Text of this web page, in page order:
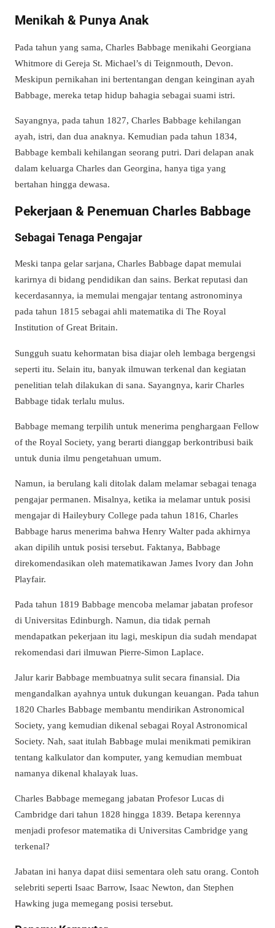
Menikah & Punya Anak
Pada tahun yang sama, Charles Babbage menikahi Georgiana
Whitmore di Gereja St. Michael’s di Teignmouth, Devon.
Meskipun pernikahan ini bertentangan dengan keinginan ayah
Babbage, mereka tetap hidup bahagia sebagai suami istri.
Sayangnya, pada tahun 1827, Charles Babbage kehilangan
ayah, istri, dan dua anaknya. Kemudian pada tahun 1834,
Babbage kembali kehilangan seorang putri. Dari delapan anak
dalam keluarga Charles dan Georgina, hanya tiga yang
bertahan hingga dewasa.
Pekerjaan & Penemuan Charles Babbage
Sebagai Tenaga Pengajar
Meski tanpa gelar sarjana, Charles Babbage dapat memulai
karirnya di bidang pendidikan dan sains. Berkat reputasi dan
kecerdasannya, ia memulai mengajar tentang astronominya
pada tahun 1815 sebagai ahli matematika di The Royal
Institution of Great Britain.
Sungguh suatu kehormatan bisa diajar oleh lembaga bergengsi
seperti itu. Selain itu, banyak ilmuwan terkenal dan kegiatan
penelitian telah dilakukan di sana. Sayangnya, karir Charles
Babbage tidak terlalu mulus.
Babbage memang terpilih untuk menerima penghargaan Fellow
of the Royal Society, yang berarti dianggap berkontribusi baik
untuk dunia ilmu pengetahuan umum.
Namun, ia berulang kali ditolak dalam melamar sebagai tenaga
pengajar permanen. Misalnya, ketika ia melamar untuk posisi
mengajar di Haileybury College pada tahun 1816, Charles
Babbage harus menerima bahwa Henry Walter pada akhirnya
akan dipilih untuk posisi tersebut. Faktanya, Babbage
direkomendasikan oleh matematikawan James Ivory dan John
Playfair.
Pada tahun 1819 Babbage mencoba melamar jabatan profesor
di Universitas Edinburgh. Namun, dia tidak pernah
mendapatkan pekerjaan itu lagi, meskipun dia sudah mendapat
rekomendasi dari ilmuwan Pierre-Simon Laplace.
Jalur karir Babbage membuatnya sulit secara finansial. Dia
mengandalkan ayahnya untuk dukungan keuangan. Pada tahun
1820 Charles Babbage membantu mendirikan Astronomical
Society, yang kemudian dikenal sebagai Royal Astronomical
Society. Nah, saat itulah Babbage mulai menikmati pemikiran
tentang kalkulator dan komputer, yang kemudian membuat
namanya dikenal khalayak luas.
Charles Babbage memegang jabatan Profesor Lucas di
Cambridge dari tahun 1828 hingga 1839. Betapa kerennya
menjadi profesor matematika di Universitas Cambridge yang
terkenal?
Jabatan ini hanya dapat diisi sementara oleh satu orang. Contoh
selebriti seperti Isaac Barrow, Isaac Newton, dan Stephen
Hawking juga memegang posisi tersebut.